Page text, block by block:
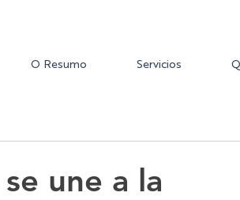
O Resumo Servicios
une a la